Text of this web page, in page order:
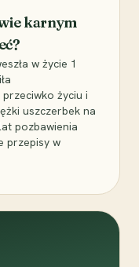
karnym
w życie 1
życiu i
uszczerbek na
pozbawienia
przepisy w